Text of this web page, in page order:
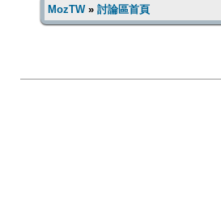
MozTW» 討論區首頁